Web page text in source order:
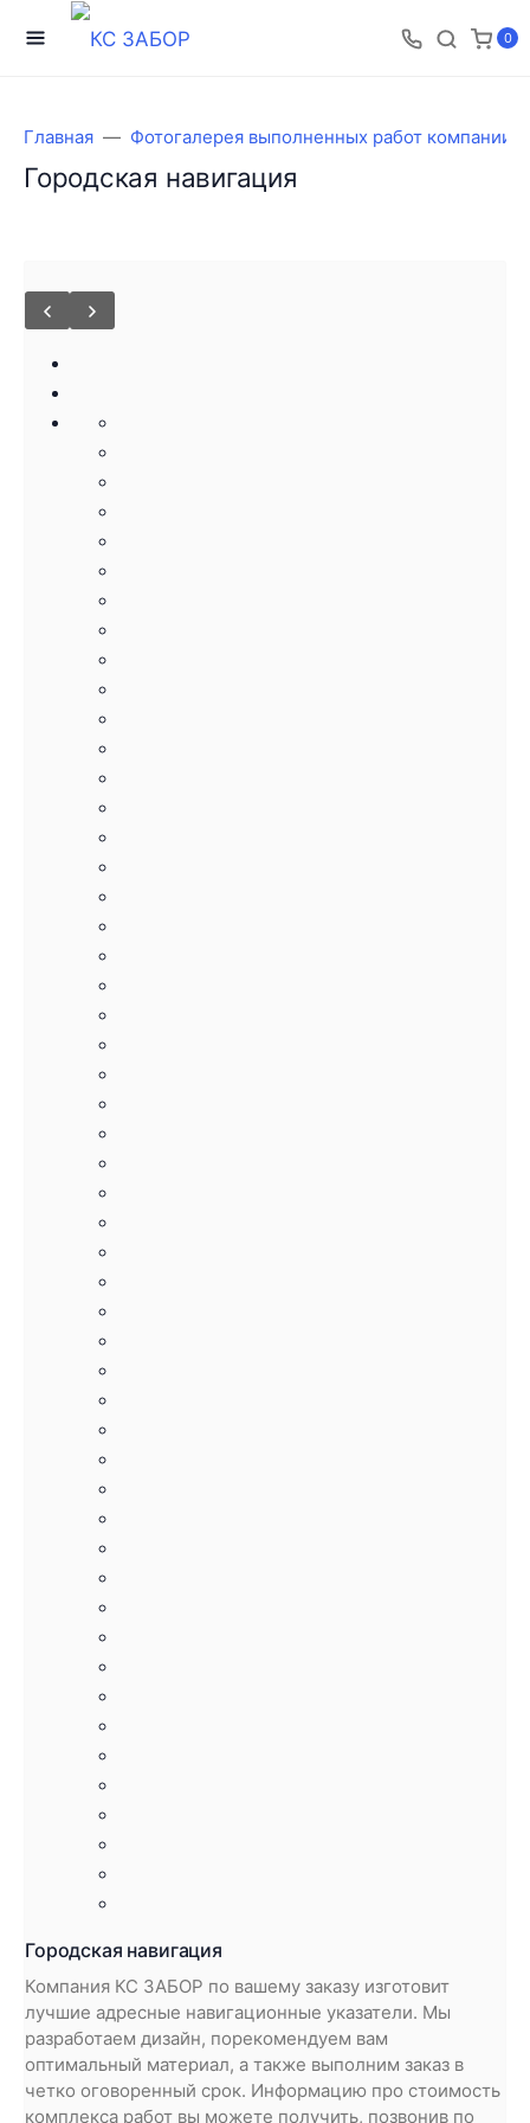
0
Главная Фотогалерея выполненных работ компании
Городская навигация
Городская навигация
Компания КС ЗАБОР по вашему заказу изготовит
лучшие адресные навигационные указатели. Мы
разработаем дизайн, порекомендуем вам
оптимальный материал, а также выполним заказ в
четко оговоренный срок. Информацию про стоимость
комплекса работ вы можете получить, позвонив по